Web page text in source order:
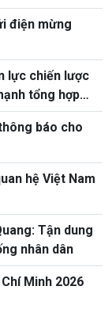
điện mừng
lực chiến lược
tổng hợp
báo cho
hệ Việt Nam
Tận dung
nhân dân
Minh 2026